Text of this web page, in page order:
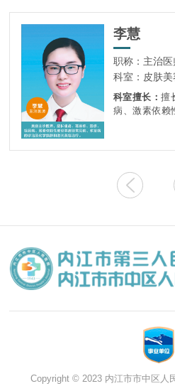
李慧
职称：主治医
科室：皮肤美
科室擅长：擅
病、激素依赖
Copyright © 2023 内江市市中区人